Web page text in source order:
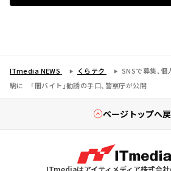
ITmedia NEWS くらテク
SNSで募集、
駒に 「闇バイト」勧誘の手口、警察庁が公開
ページトップへ
ITmediaはアイティメディア株式会社